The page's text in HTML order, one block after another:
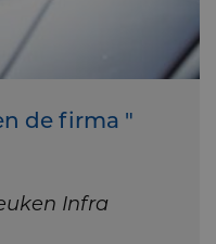
de firma "
Infra